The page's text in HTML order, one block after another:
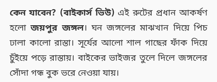
কেন যাবেন? (বাইকার্স ভিউ) এই রুটের প্রধান আকর্ষণ
হলোজয়পুর জঙ্গল। ঘন জঙ্গলের মাঝখান দিয়ে পিচ
ঢালা কালো রাস্তা। সূর্যের আলো শাল গাছের ফাঁক দিয়ে
চুঁইয়ে পড়ে রাস্তায়। বাইকের ভাইজর তুলে দিলে জঙ্গলের
সোঁদা গন্ধ বুক ভরে নেওয়া যায়।